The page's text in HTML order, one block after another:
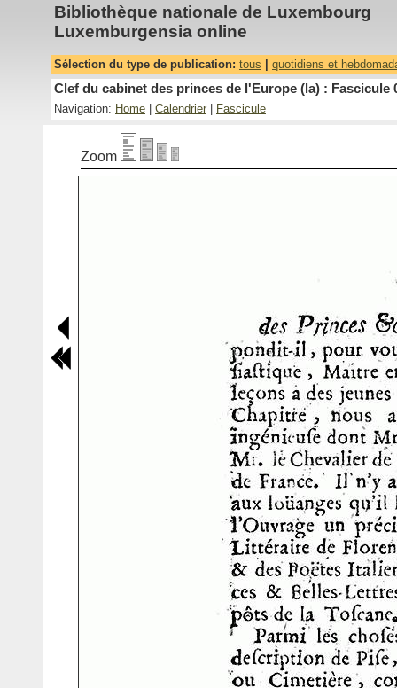
Bibliothèque nationale de Luxembourg
Luxemburgensia online
Sélection du type de publication: tous quotidiens et
Clef du cabinet des princes de l'Europe (la) : Fascicule
Navigation: Home Calendrier Fascicule
Zoom